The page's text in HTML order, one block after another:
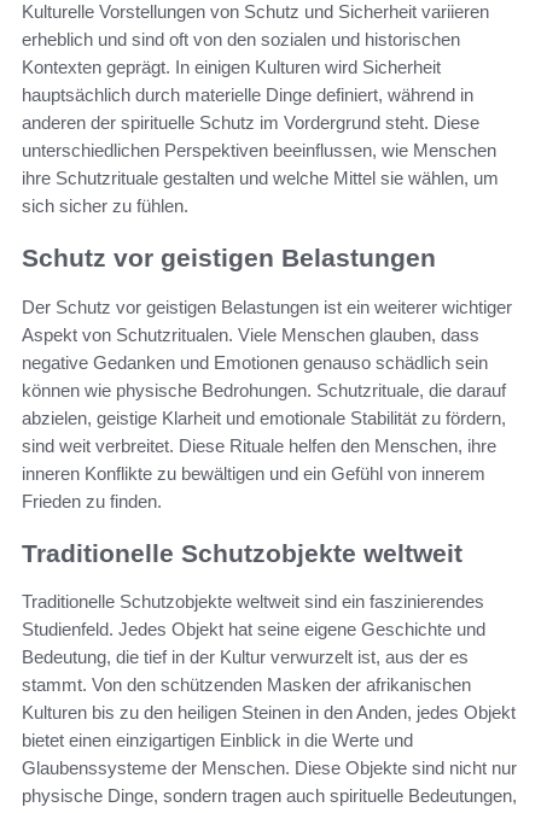
Kulturelle Vorstellungen von Schutz und Sicherheit variieren
erheblich und sind oft von den sozialen und historischen
Kontexten geprägt. In einigen Kulturen wird Sicherheit
hauptsächlich durch materielle Dinge definiert, während in
anderen der spirituelle Schutz im Vordergrund steht. Diese
unterschiedlichen Perspektiven beeinflussen, wie Menschen
ihre Schutzrituale gestalten und welche Mittel sie wählen, um
sich sicher zu fühlen.
Schutz vor geistigen Belastungen
Der Schutz vor geistigen Belastungen ist ein weiterer wichtiger
Aspekt von Schutzritualen. Viele Menschen glauben, dass
negative Gedanken und Emotionen genauso schädlich sein
können wie physische Bedrohungen. Schutzrituale, die darauf
abzielen, geistige Klarheit und emotionale Stabilität zu fördern,
sind weit verbreitet. Diese Rituale helfen den Menschen, ihre
inneren Konflikte zu bewältigen und ein Gefühl von innerem
Frieden zu finden.
Traditionelle Schutzobjekte weltweit
Traditionelle Schutzobjekte weltweit sind ein faszinierendes
Studienfeld. Jedes Objekt hat seine eigene Geschichte und
Bedeutung, die tief in der Kultur verwurzelt ist, aus der es
stammt. Von den schützenden Masken der afrikanischen
Kulturen bis zu den heiligen Steinen in den Anden, jedes Objekt
bietet einen einzigartigen Einblick in die Werte und
Glaubenssysteme der Menschen. Diese Objekte sind nicht nur
physische Dinge, sondern tragen auch spirituelle Bedeutungen,